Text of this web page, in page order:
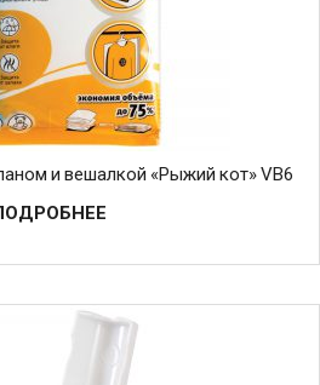
и вешалкой «Рыжий кот» VB6